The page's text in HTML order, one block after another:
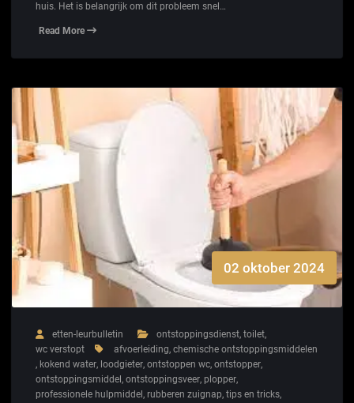
huis. Het is belangrijk om dit probleem snel…
Read More
02 oktober 2024
etten-leurbulletin ontstoppingsdienst, toilet,
wc verstopt
afvoerleiding, chemische ontstoppingsmiddelen
, kokend water, loodgieter, ontstoppen wc, ontstopper,
ontstoppingsmiddel , ontstoppingsveer, plopper,
professionele hulpmiddel , rubberen zuignap, tips en tricks,